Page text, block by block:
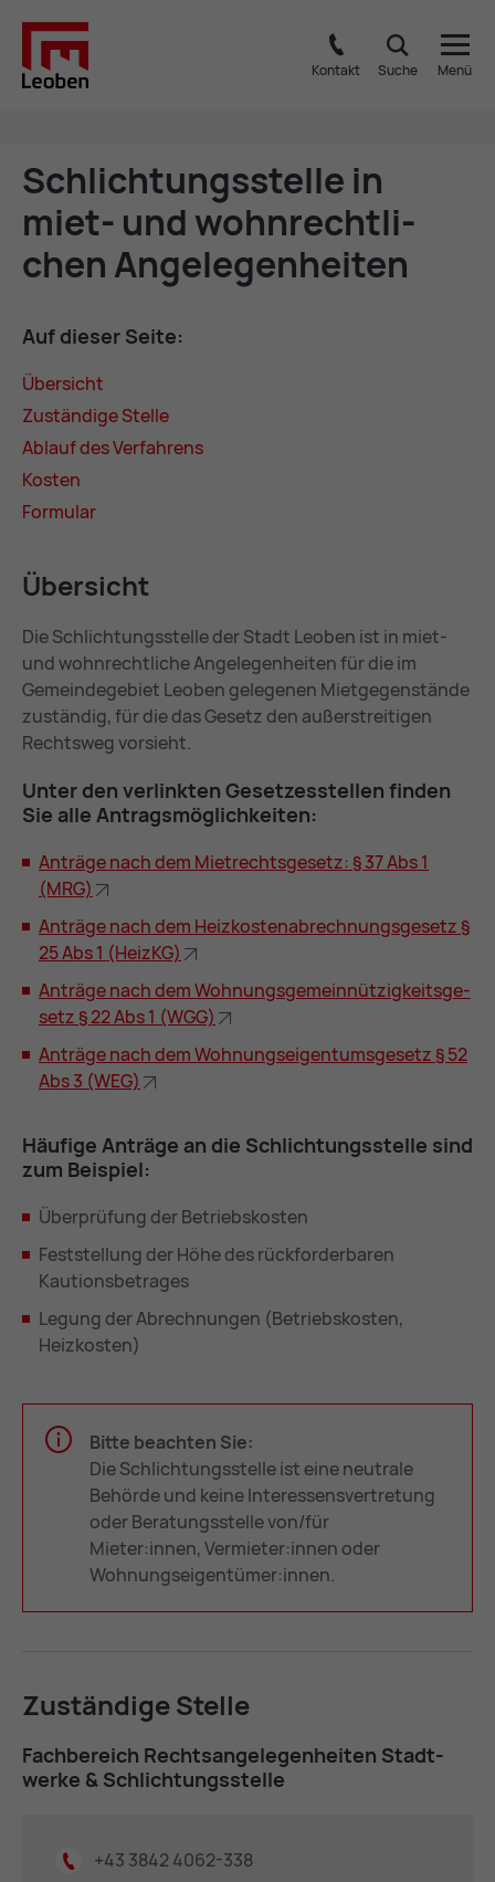
Kontakt Suche Menü
Schlich­tungs­stel­le in
miet- und wohn­recht­li­
chen An­ge­le­gen­hei­ten
Auf die­ser Sei­te:
Über­sicht
Zu­stän­di­ge Stel­le
Ab­lauf des Ver­fah­rens
Kos­ten
For­mu­lar
Über­sicht
Die Schlichtungsstelle der Stadt Leoben ist in miet-
und wohnrechtliche Angelegenheiten für die im
Gemeindegebiet Leoben gelegenen Mietgegenstände
zuständig, für die das Gesetz den außerstreitigen
Rechtsweg vorsieht.
Un­ter den ver­link­ten Ge­set­zes­stel­len fin­den
Sie alle An­trags­mög­lich­kei­ten:
An­trä­ge nach dem Miet­rechts­ge­setz: § 37 Abs 1
(MRG)
An­trä­ge nach dem Heiz­kos­ten­ab­rech­nungs­ge­setz §
25 Abs 1 (Heiz­KG)
An­trä­ge nach dem Woh­nungs­ge­mein­nüt­zig­keits­ge­
setz § 22 Abs 1 (WGG)
An­trä­ge nach dem Woh­nungs­ei­gen­tums­ge­setz § 52
Abs 3 (WEG)
Häu­fi­ge An­trä­ge an die Schlich­tungs­stel­le sind
zum Bei­spiel:
Überprüfung der Betriebskosten
Feststellung der Höhe des rückforderbaren
Kautionsbetrages
Legung der Abrechnungen (Betriebskosten,
Heizkosten)
Bitte beachten Sie:
Die Schlichtungsstelle ist eine neutrale
Behörde und keine Interessensvertretung
oder Beratungsstelle von/für
Mieter:innen, Vermieter:innen oder
Wohnungseigentümer:innen.
Zu­stän­di­ge Stel­le
Fach­be­reich Rechts­an­ge­le­gen­hei­ten Stadt­
wer­ke & Schlich­tungs­stel­le
+43 3842 4062-338